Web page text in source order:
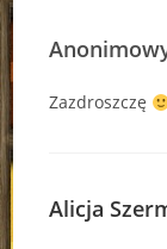
Zazdroszczę
Alicja